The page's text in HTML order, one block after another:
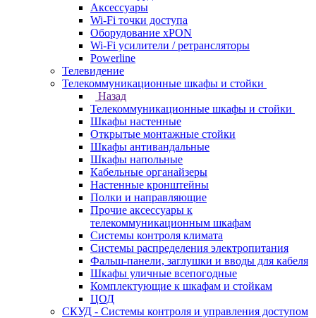
Аксессуары
Wi-Fi точки доступа
Оборудование хPON
Wi-Fi усилители / ретрансляторы
Powerline
Телевидение
Телекоммуникационные шкафы и стойки
Назад
Телекоммуникационные шкафы и стойки
Шкафы настенные
Открытые монтажные стойки
Шкафы антивандальные
Шкафы напольные
Кабельные органайзеры
Настенные кронштейны
Полки и направляющие
Прочие аксессуары к
телекоммуникационным шкафам
Системы контроля климата
Системы распределения электропитания
Фальш-панели, заглушки и вводы для кабеля
Шкафы уличные всепогодные
Комплектующие к шкафам и стойкам
ЦОД
СКУД - Системы контроля и управления доступом